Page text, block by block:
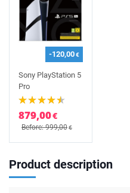
-120,00€
Sony PlayStation 5
Pro
879,00€
Before: 999,00€
Product description